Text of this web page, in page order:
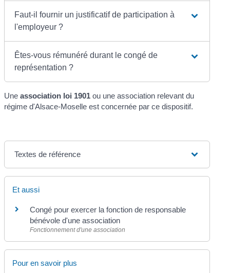
Faut-il fournir un justificatif de participation à
l'employeur ?
Êtes-vous rémunéré durant le congé de
représentation ?
Uneassociation loi 1901 ou une association relevant du
régime d'Alsace-Moselle est concernée par ce dispositif.
Textes de référence
Et aussi
Congé pour exercer la fonction de responsable
bénévole d'une association
Fonctionnement d'une association
Pour en savoir plus